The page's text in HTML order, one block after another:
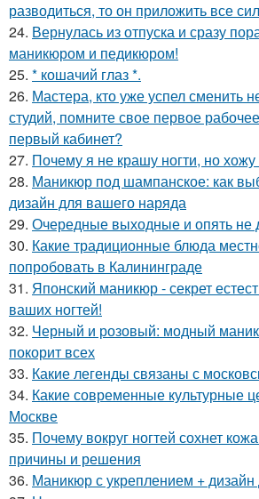
разводиться, то он приложить все
24. Вернулась из отпуска и сразу
маникюром и педикюром!
25. * кошачий глаз *.
26. Мастера, кто уже успел сменить
студий, помните свое первое
первый кабинет?
27. Почему я не крашу ногти, но
28. Маникюр под шампанское: как
дизайн для вашего наряда
29. Очередные выходные и опять не
30. Какие традиционные блюда
попробовать в Калининграде
31. Японский маникюр - секрет
ваших ногтей!
32. Черный и розовый: модный
покорит всех
33. Какие легенды связаны с
34. Какие современные культурные
Москве
35. Почему вокруг ногтей сохнет
причины и решения
36. Маникюр с укреплением +